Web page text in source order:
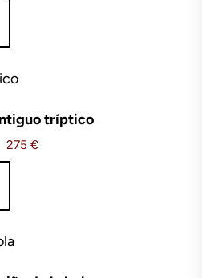
tríptico
275 €